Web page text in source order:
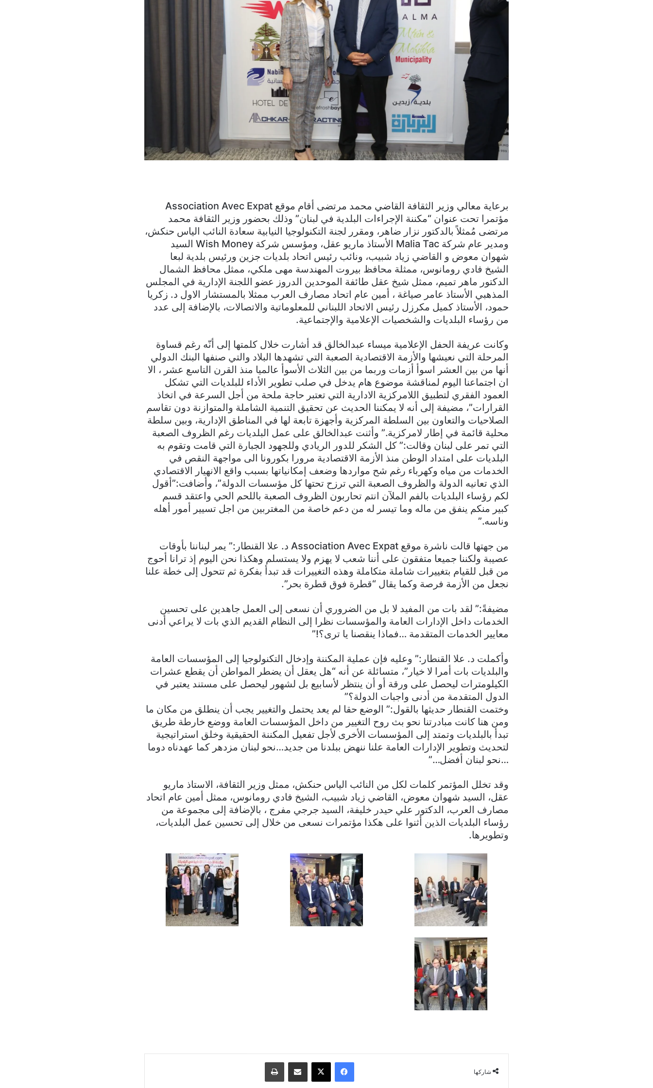
برعاية معالي وزير الثقافة القاضي محمد مرتضى أقام موقع Association Avec Expat
مؤتمرا تحت عنوان “مكننة الإجراءات البلدية في لبنان” وذلك بحضور وزير الثقافة محمد
مرتضى مُمثلاً بالدكتور نزار ضاهر، ومقرر لجنة التكنولوجيا النيابية سعادة النائب الياس حنكش،
ومدير عام شركة Malia Tac الأستاذ ماريو عقل، ومؤسس شركة Wish Money السيد
شهوان معوض و القاضي زياد شبيب، ونائب رئيس اتحاد بلديات جزين ورئيس بلدية لبعا
الشيخ فادي رومانوس، ممثلة محافظ بيروت المهندسة مهى ملكي، ممثل محافظ الشمال
الدكتور ماهر تميم، ممثل شيخ عقل طائفة الموحدين الدروز عضو اللجنة الإدارية في المجلس
المذهبي الأستاذ عامر صياغة ، أمين عام اتحاد مصارف العرب ممثلا بالمستشار الاول د. زكريا
حمود، الأستاذ كميل مكرزل رئيس الاتحاد اللبناني للمعلوماتية والاتصالات، بالإضافة إلى عدد
من رؤساء البلديات والشخصيات الإعلامية والإجتماعية.
وكانت عريفة الحفل الإعلامية ميساء عبدالخالق قد أشارت خلال كلمتها إلى أنّه رغم قساوة
المرحلة التي نعيشها والأزمة الاقتصادية الصعبة التي تشهدها البلاد والتي صنفها البنك الدولي
أنها من بين العشر اسوأ أزمات وربما من بين الثلاث الأسوأ عالميا منذ القرن التاسع عشر ، الا
ان اجتماعنا اليوم لمناقشة موضوع هام يدخل في صلب تطوير الأداء للبلديات التي تشكل
العمود الفقري لتطبيق اللامركزية الادارية التي تعتبر حاجة ملحة من أجل السرعة في اتخاذ
القرارات”، مضيفة إلى أنه لا يمكننا الحديث عن تحقيق التنمية الشاملة والمتوازنة دون تقاسم
الصلاحيات والتعاون بين السلطة المركزية وأجهزة تابعة لها في المناطق الإدارية، وبين سلطة
محلية قائمة في إطار لامركزية.” وأثنت عبدالخالق على عمل البلديات رغم الظروف الصعبة
التي تمر على لبنان وقالت:” كل الشكر للدور الريادي وللجهود الجبارة التي قامت وتقوم به
البلديات على امتداد الوطن منذ الأزمة الاقتصادية مرورا بكورونا الى مواجهة النقص في
الخدمات من مياه وكهرباء رغم شح مواردها وضعف إمكانياتها بسبب واقع الانهيار الاقتصادي
الذي تعانيه الدولة والظروف الصعبة التي ترزح تحتها كل مؤسسات الدولة”، وأضافت:”أقول
لكم رؤساء البلديات بالفم الملآن انتم تحاربون الظروف الصعبة باللحم الحي واعتقد قسم
كبير منكم ينفق من ماله وما تيسر له من دعم خاصة من المغتربين من اجل تسيير أمور أهله
وناسه.”
من جهتها قالت ناشرة موقع Association Avec Expat د. علا القنطار:” يمر لبناننا بأوقات
عصيبة ولكننا جميعا متفقون على أننا شعب لا يهزم ولا يستسلم وهكذا نحن اليوم إذ ترانا أحوج
من قبل للقيام بتغييرات شاملة متكاملة وهذه التغييرات قد تبدأ بفكرة ثم تتحول إلى خطة علنا
نجعل من الأزمة فرصة وكما يقال “قطرة فوق قطرة بحر”.
مضيفةً:” لقد بات من المفيد لا بل من الضروري أن نسعى إلى العمل جاهدين على تحسين
الخدمات داخل الإدارات العامة والمؤسسات نظرا إلى النظام القديم الذي بات لا يراعي أدنى
معايير الخدمات المتقدمة …فماذا ينقصنا يا ترى؟!”
وأكملت د. علا القنطار:” وعليه فإن عملية المكننة وإدخال التكنولوجيا إلى المؤسسات العامة
والبلديات بات أمرا لا خيار”، متسائلة عن أنه “هل يعقل أن يضطر المواطن أن يقطع عشرات
الكيلومترات ليحصل على ورقة أو أن ينتظر لأسابيع بل لشهور ليحصل على مستند يعتبر في
الدول المتقدمة من أدنى واجبات الدولة؟”
وختمت القنطار حديثها بالقول:” الوضع حقا لم يعد يحتمل والتغيير يجب أن ينطلق من مكان ما
ومن هنا كانت مبادرتنا نحو بث روح التغيير من داخل المؤسسات العامة ووضع خارطة طريق
تبدأ بالبلديات وتمتد إلى المؤسسات الأخرى لأجل تفعيل المكننة الحقيقية وخلق استراتيجية
لتحديث وتطوير الإدارات العامة علنا ننهض ببلدنا من جديد…نحو لبنان مزدهر كما عهدناه دوما
…نحو لبنان أفضل…”
وقد تخلل المؤتمر كلمات لكل من النائب الياس حنكش، ممثل وزير الثقافة، الاستاذ ماريو
عقل، السيد شهوان معوض، القاضي زياد شبيب، الشيخ فادي رومانوس، ممثل أمين عام اتحاد
مصارف العرب، الدكتور علي حيدر خليفة، السيد جرجي مفرج ، بالإضافة إلى مجموعة من
رؤساء البلديات الذين أثنوا على هكذا مؤتمرات نسعى من خلال إلى تحسين عمل البلديات،
وتطويرها.
شاركها
فيسبوك ‫X مشاركة عبر البريد طباعة